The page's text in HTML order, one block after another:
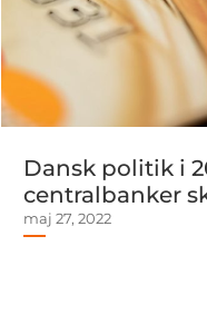
Dansk politik i
centralbanker
maj 27, 2022